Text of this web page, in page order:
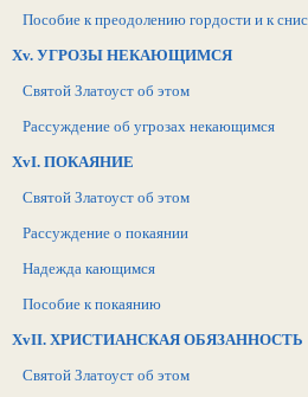
Пособие к преодолению гордости и к
Xv. УГРОЗЫ НЕКАЮЩИМСЯ
Святой Златоуст об этом
Рассуждение об угрозах некающимся
XvI. ПОКАЯНИЕ
Святой Златоуст об этом
Рассуждение о покаянии
Надежда кающимся
Пособие к покаянию
XvII. ХРИСТИАНСКАЯ ОБЯЗАННОСТЬ
Святой Златоуст об этом